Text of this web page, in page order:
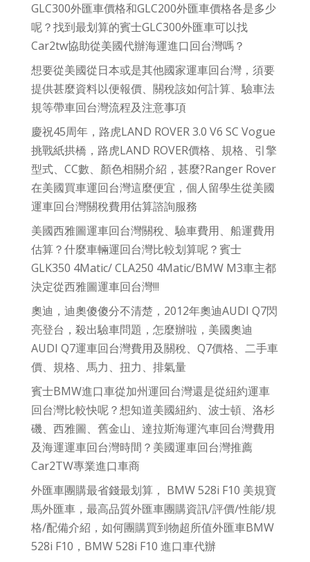
GLC300外匯車價格和GLC200外匯車價格各是多少
呢？找到最划算的賓士GLC300外匯車可以找
Car2tw協助從美國代辦海運進口回台灣嗎？
想要從美國從日本或是其他國家運車回台灣，須要
提供甚麼資料以便報價、關稅該如何計算、驗車法
規等帶車回台灣流程及注意事項
慶祝45周年，路虎LAND ROVER 3.0 V6 SC Vogue
挑戰紙拱橋，路虎LAND ROVER價格、規格、引擎
型式、CC數、顏色相關介紹，甚麼?Ranger Rover
在美國買車運回台灣這麼便宜，個人留學生從美國
運車回台灣關稅費用估算諮詢服務
美國西雅圖運車回台灣關稅、驗車費用、船運費用
估算？什麼車輛運回台灣比較划算呢？賓士
GLK350 4Matic/ CLA250 4Matic/BMW M3車主都
決定從西雅圖運車回台灣!!!
奧迪，迪奧傻傻分不清楚，2012年奧迪AUDI Q7閃
亮登台，殺出驗車問題，怎麼辦啦，美國奧迪
AUDI Q7運車回台灣費用及關稅、Q7價格、二手車
價、規格、馬力、扭力、排氣量
賓士BMW進口車從加州運回台灣還是從紐約運車
回台灣比較快呢？想知道美國紐約、波士頓、洛杉
磯、西雅圖、舊金山、達拉斯海運汽車回台灣費用
及海運運車回台灣時間？美國運車回台灣推薦
Car2TW專業進口車商
外匯車團購最省錢最划算， BMW 528i F10 美規寶
馬外匯車，最高品質外匯車團購資訊/評價/性能/規
格/配備介紹，如何團購買到物超所值外匯車BMW
528i F10，BMW 528i F10 進口車代辦